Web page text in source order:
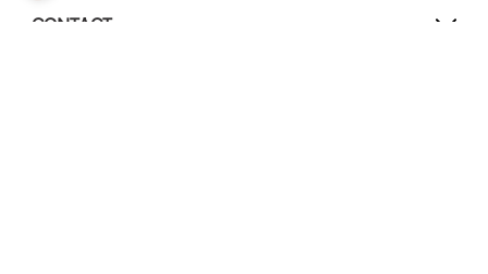
CONTACT